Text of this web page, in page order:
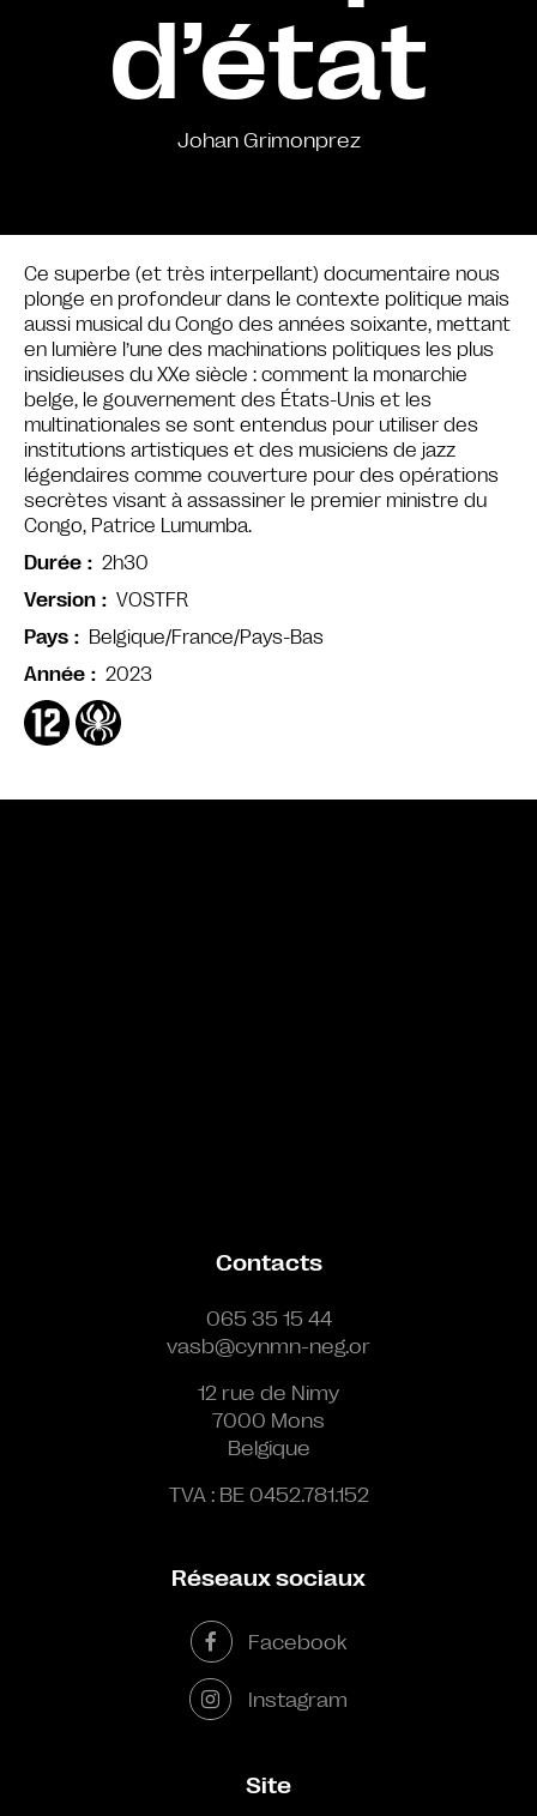
d’état
Johan Grimonprez
Ce superbe (et très interpellant) documentaire nous
plonge en profondeur dans le contexte politique mais
aussi musical du Congo des années soixante, mettant
en lumière l’une des machinations politiques les plus
insidieuses du XXe siècle : comment la monarchie
belge, le gouvernement des États-Unis et les
multinationales se sont entendus pour utiliser des
institutions artistiques et des musiciens de jazz
légendaires comme couverture pour des opérations
secrètes visant à assassiner le premier ministre du
Congo, Patrice Lumumba.
Durée
2h30
Version
VOSTFR
Pays
Belgique/France/Pays-Bas
Année
2023
Contacts
065 35 15 44
vasb@cynmn-neg.or
12 rue de Nimy
7000 Mons
Belgique
TVA : BE 0452.781.152
Réseaux sociaux
Facebook
Instagram
Site